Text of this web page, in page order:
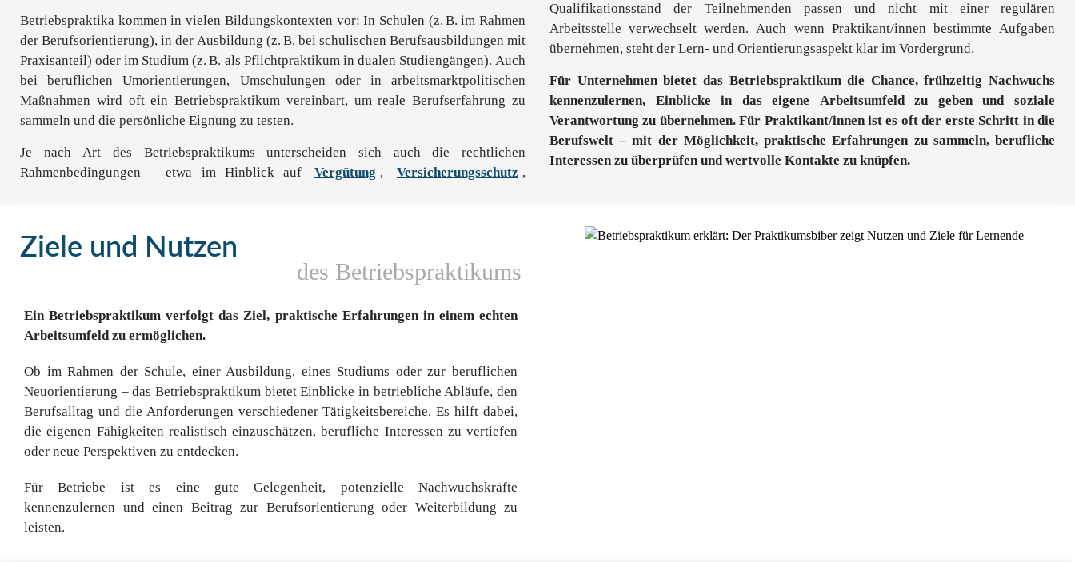
Betriebspraktika kommen in vielen Bildungskontexten vor: In Schulen (z. B. im Rahmen
der Berufsorientierung), in der Ausbildung (z. B. bei schulischen Berufsausbildungen mit
Praxisanteil) oder im Studium (z. B. als Pflichtpraktikum in dualen Studiengängen). Auch
bei beruflichen Umorientierungen, Umschulungen oder in arbeitsmarktpolitischen
Maßnahmen wird oft ein Betriebspraktikum vereinbart, um reale Berufserfahrung zu
sammeln und die persönliche Eignung zu testen.
Je nach Art des Betriebspraktikums unterscheiden sich auch die rechtlichen
Rahmenbedingungen – etwa im Hinblick auf
Vergütung , Versicherungsschutz ,
Qualifikationsstand der Teilnehmenden passen und nicht mit einer regulären
Arbeitsstelle verwechselt werden. Auch wenn Praktikant/innen bestimmte Aufgaben
übernehmen, steht der Lern- und Orientierungsaspekt klar im Vordergrund.
Für Unternehmen bietet das Betriebspraktikum die Chance, frühzeitig Nachwuchs
kennenzulernen, Einblicke in das eigene Arbeitsumfeld zu geben und soziale
Verantwortung zu übernehmen. Für Praktikant/innen ist es oft der erste Schritt in die
Berufswelt – mit der Möglichkeit, praktische Erfahrungen zu sammeln, berufliche
Interessen zu überprüfen und wertvolle Kontakte zu knüpfen.
Ziele und Nutzen
des Betriebspraktikums
Ein Betriebspraktikum verfolgt das Ziel, praktische Erfahrungen in einem echten
Arbeitsumfeld zu ermöglichen.
Ob im Rahmen der Schule, einer Ausbildung, eines Studiums oder zur beruflichen
Neuorientierung – das Betriebspraktikum bietet Einblicke in betriebliche Abläufe, den
Berufsalltag und die Anforderungen verschiedener Tätigkeitsbereiche. Es hilft dabei,
die eigenen Fähigkeiten realistisch einzuschätzen, berufliche Interessen zu vertiefen
oder neue Perspektiven zu entdecken.
Für Betriebe ist es eine gute Gelegenheit, potenzielle Nachwuchskräfte
kennenzulernen und einen Beitrag zur Berufsorientierung oder Weiterbildung zu
leisten.